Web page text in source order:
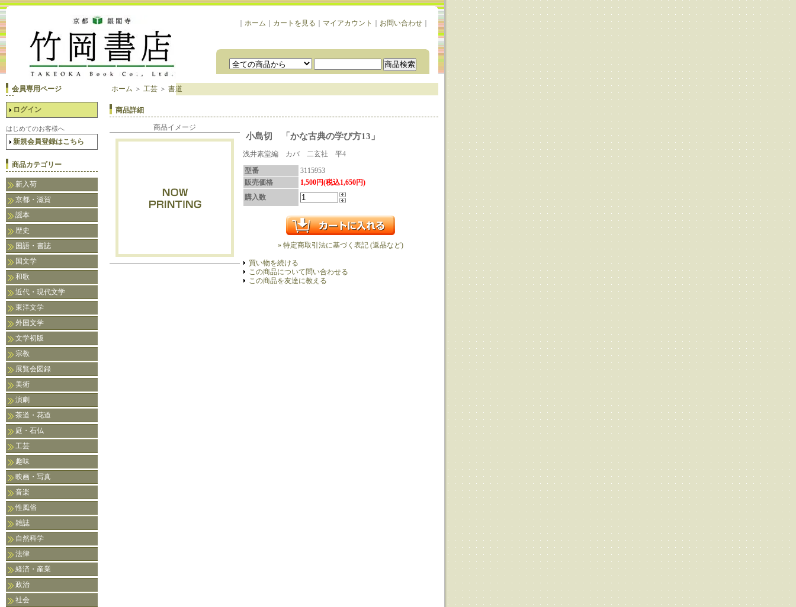
ホーム カートを見る マイアカウント お問い合わせ
会員専用ページ
ログイン
はじめてのお客様へ
新規会員登録はこちら
商品カテゴリー
新入荷
京都・滋賀
謡本
歴史
国語・書誌
国文学
和歌
近代・現代文学
東洋文学
外国文学
文学初版
宗教
展覧会図録
美術
演劇
茶道・花道
庭・石仏
工芸
趣味
映画・写真
音楽
性風俗
雑誌
自然科学
法律
経済・産業
政治
社会
ホーム ＞ 工芸 ＞ 書道
商品詳細
商品イメージ
小島切 「かな古典の学び方13」
浅井素堂編 カバ 二玄社 平4
型番
3115953
販売価格
1,500円(税込1,650円)
購入数
» 特定商取引法に基づく表記 (返品など)
買い物を続ける
この商品について問い合わせる
この商品を友達に教える